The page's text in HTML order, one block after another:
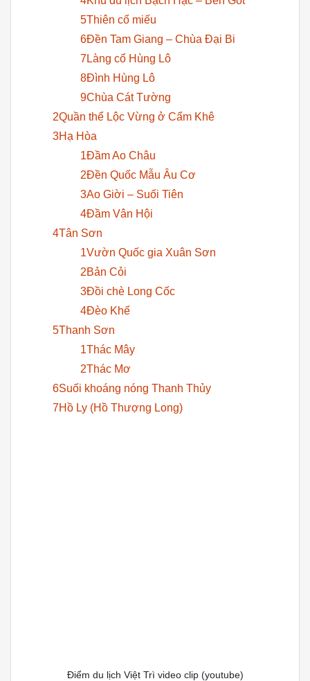
5Thiên cổ miếu
6Đền Tam Giang – Chùa Đại Bi
7Làng cổ Hùng Lô
8Đình Hùng Lô
9Chùa Cát Tường
2Quần thể Lộc Vừng ở Cẩm Khê
3Hạ Hòa
1Đầm Ao Châu
2Đền Quốc Mẫu Âu Cơ
3Ao Giời – Suối Tiên
4Đầm Vân Hội
4Tân Sơn
1Vườn Quốc gia Xuân Sơn
2Bản Cỏi
3Đồi chè Long Cốc
4Đèo Khế
5Thanh Sơn
1Thác Mây
2Thác Mơ
6Suối khoáng nóng Thanh Thủy
7Hồ Ly (Hồ Thượng Long)
Điểm du lịch Việt Trì video clip (youtube)